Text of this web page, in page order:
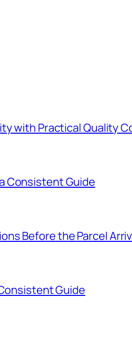
with Practical Quality
Consistent Guide
Before the Parcel
Guide